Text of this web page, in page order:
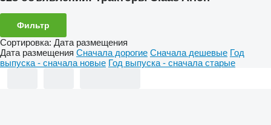
Фильтр
Сортировка: Дата размещения
Дата размещения Сначала дорогие Сначала дешевые Год
выпуска - сначала новые Год выпуска - сначала старые